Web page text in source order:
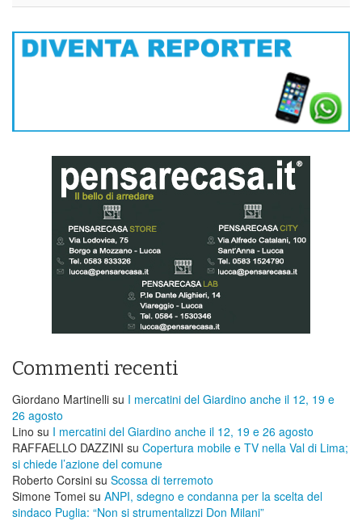
Commenti recenti
Giordano Martinelli su I mercatini del Giardino anche il 12, 19 e
26 agosto
Lino su I mercatini del Giardino anche il 12, 19 e 26 agosto
RAFFAELLO DAZZINI su ​Copertura mobile e TV nella Val di Lima;
si chiede l’azione del comune
Roberto Corsini su Scossa di terremoto
Simone Tomei su ANPI, sdegno e condanna per la scelta del
sindaco Puglia: “Non si strumentalizzi Don Milani”